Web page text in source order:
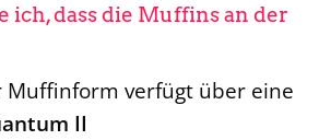
dass die Muffins an der
Muffinform verfügt über eine
II